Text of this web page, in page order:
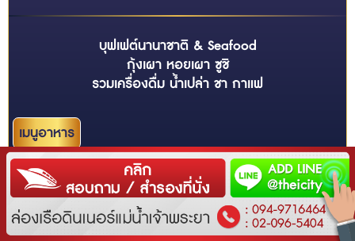
บุฟเฟต์นานาชาติ & Seafood
กุ้งเผา หอยเผา ซูชิ
รวมเครื่องดื่ม น้ำเปล่า ชา กาแฟ
เมนูอาหาร
ข้อมูลเพิ่มเติม